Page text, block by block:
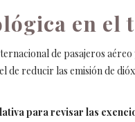
en el
de pasajeros
de reducir las emisión de
para revisar las